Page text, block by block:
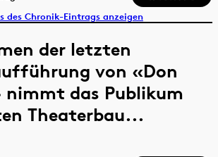
des Chronik-Eintrags anzeigen
der letzten
von «Don
nimmt das Publikum
Theaterbau...